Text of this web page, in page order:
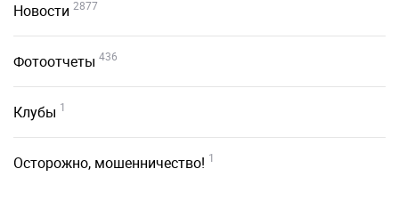
Новости 2877
Фотоотчеты 436
Клубы 1
Осторожно, мошенничество! 1